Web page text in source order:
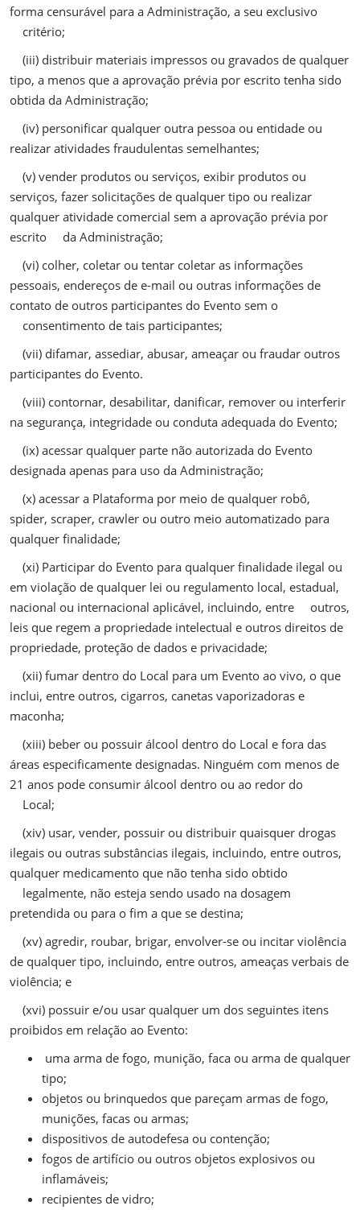
forma censurável para a Administração, a seu exclusivo
critério;
(iii) distribuir materiais impressos ou gravados de qualquer
tipo, a menos que a aprovação prévia por escrito tenha sido
obtida da Administração;
(iv) personificar qualquer outra pessoa ou entidade ou
realizar atividades fraudulentas semelhantes;
(v) vender produtos ou serviços, exibir produtos ou
serviços, fazer solicitações de qualquer tipo ou realizar
qualquer atividade comercial sem a aprovação prévia por
escrito da Administração;
(vi) colher, coletar ou tentar coletar as informações
pessoais, endereços de e-mail ou outras informações de
contato de outros participantes do Evento sem o
consentimento de tais participantes;
(vii) difamar, assediar, abusar, ameaçar ou fraudar outros
participantes do Evento.
(viii) contornar, desabilitar, danificar, remover ou interferir
na segurança, integridade ou conduta adequada do Evento;
(ix) acessar qualquer parte não autorizada do Evento
designada apenas para uso da Administração;
(x) acessar a Plataforma por meio de qualquer robô,
spider, scraper, crawler ou outro meio automatizado para
qualquer finalidade;
(xi) Participar do Evento para qualquer finalidade ilegal ou
em violação de qualquer lei ou regulamento local, estadual,
nacional ou internacional aplicável, incluindo, entre outros,
leis que regem a propriedade intelectual e outros direitos de
propriedade, proteção de dados e privacidade;
(xii) fumar dentro do Local para um Evento ao vivo, o que
inclui, entre outros, cigarros, canetas vaporizadoras e
maconha;
(xiii) beber ou possuir álcool dentro do Local e fora das
áreas especificamente designadas. Ninguém com menos de
21 anos pode consumir álcool dentro ou ao redor do
Local;
(xiv) usar, vender, possuir ou distribuir quaisquer drogas
ilegais ou outras substâncias ilegais, incluindo, entre outros,
qualquer medicamento que não tenha sido obtido
legalmente, não esteja sendo usado na dosagem
pretendida ou para o fim a que se destina;
(xv) agredir, roubar, brigar, envolver-se ou incitar violência
de qualquer tipo, incluindo, entre outros, ameaças verbais de
violência; e
(xvi) possuir e/ou usar qualquer um dos seguintes itens
proibidos em relação ao Evento:
uma arma de fogo, munição, faca ou arma de qualquer
tipo;
objetos ou brinquedos que pareçam armas de fogo,
munições, facas ou armas;
dispositivos de autodefesa ou contenção;
fogos de artifício ou outros objetos explosivos ou
inflamáveis;
recipientes de vidro;